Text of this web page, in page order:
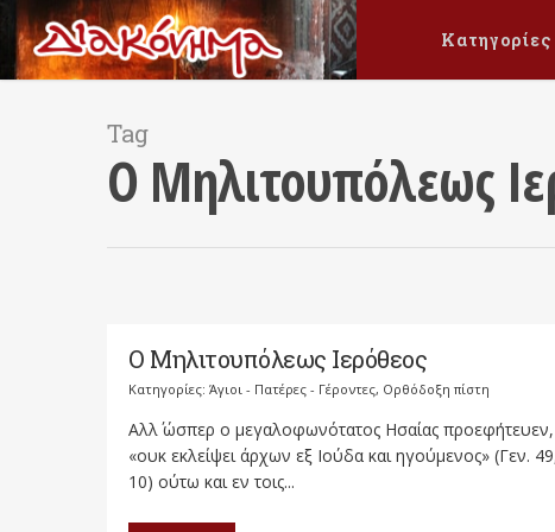
Κατηγορίες
Tag
Ο Μηλιτουπόλεως
Ο Μηλιτουπόλεως Ιερόθεος
Κατηγορίες: Άγιοι - Πατέρες - Γέροντες, Ορθόδοξη πίστη
Αλλ΄ ώσπερ ο μεγαλοφωνότατος Ησαίας προεφήτευεν,
«ουκ εκλείψει άρχων εξ Ιούδα και ηγούμενος» (Γεν.
10) ούτω και εν τοις...